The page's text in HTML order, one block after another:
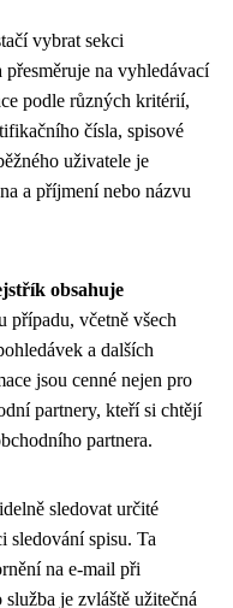
vybrat sekci
přesměruje na vyhledávací
podle různých kritérií,
čísla, spisové
uživatele je
a příjmení nebo názvu
obsahuje
případu, včetně všech
a dalších
jsou cenné nejen pro
partnery, kteří si chtějí
partnera.
sledovat určité
sledování spisu. Ta
na e-mail při
je zvláště užitečná